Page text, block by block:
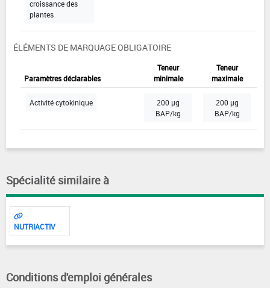
croissance des
plantes
ÉLÉMENTS DE MARQUAGE OBLIGATOIRE
Paramètres déclarables
Teneur
minimale
Teneur
maximale
Activité cytokinique
200 µg
BAP/kg
200 µg
BAP/kg
Spécialité similaire à
NUTRIACTIV
Conditions d'emploi générales